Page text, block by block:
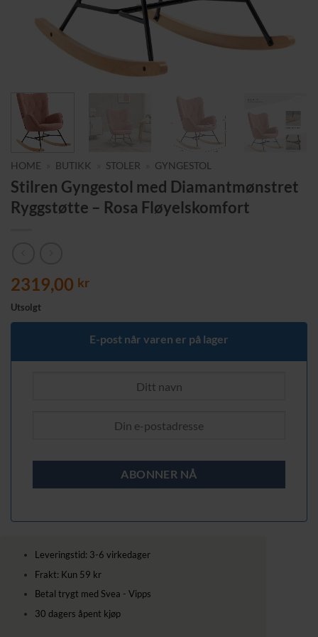
HOME BUTIKK STOLER GYNGESTOL
Stilren Gyngestol med Diamantmønstret
Ryggstøtte – Rosa Fløyelskomfort
2319,00 kr
Utsolgt
E-post når varen er på lager
Leveringstid: 3-6 virkedager
Frakt: Kun 59 kr
Betal trygt med Svea - Vipps
30 dagers åpent kjøp